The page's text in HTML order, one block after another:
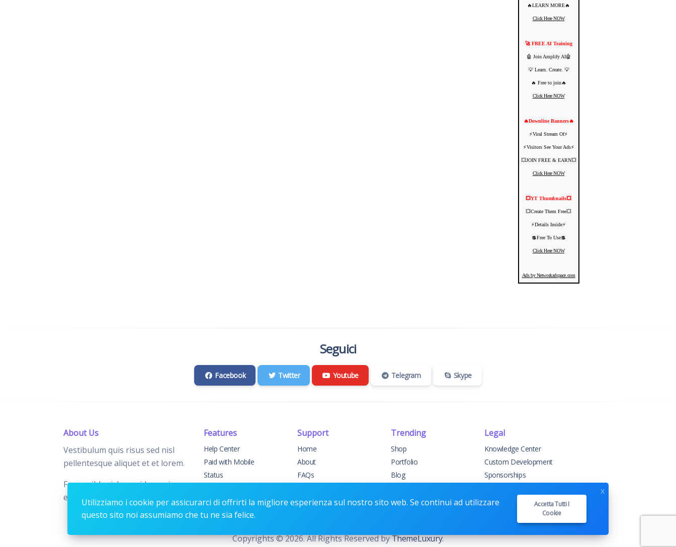
🔥LEARN MORE🔥
Click Here NOW
🚀 FREE AI Training
🤖 Join Amplify AI🤖
💡 Learn. Create. 💡
🔥 Free to join🔥
Click Here NOW
🔥Downline Banners🔥
⚡️Viral Stream Of⚡️
⚡️Visitors See Your Ads⚡
💥JOIN FREE & EARN💥
Click Here NOW
💥YT Thumbnails💥
💥Create Them Free💥
⚡️Details Inside⚡️
💲Free To Use💲
Click Here NOW
Ads by Networkadspace.com
Seguici
Facebook Twitter Youtube Telegram Skype
About Us
Vestibulum quis risus sed nisl
pellentesque aliquet et et lorem.
Fusce nibh nisl, gravida nec ipsum
eu, feugiat condimentum velit.
Features
Help Center
Paid with Mobile
Status
Contact Support
Support
Home
About
FAQs
Contact
Trending
Shop
Portfolio
Blog
Forums
Legal
Knowledge Center
Custom Development
Sponsorships
Privacy Policy
Copyrights © 2026. All Rights Reserved byThemeLuxury.
Utilizziamo i cookie per assicurarci di offrirti la migliore esperienza sul nostro sito web. Se continui ad utilizzare
questo sito noi assumiamo che tu ne sia felice.
Accetta Tutti I
Cookie
x